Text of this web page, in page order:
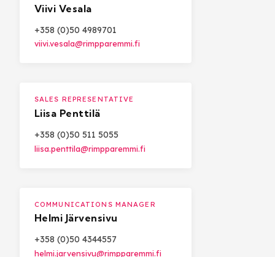
Viivi Vesala
+358 (0)50 4989701
viivi.vesala@rimpparemmi.fi
SALES REPRESENTATIVE
Liisa Penttilä
+358 (0)50 511 5055
liisa.penttila@rimpparemmi.fi
COMMUNICATIONS MANAGER
Helmi Järvensivu
+358 (0)50 4344557
helmi.jarvensivu@rimpparemmi.fi